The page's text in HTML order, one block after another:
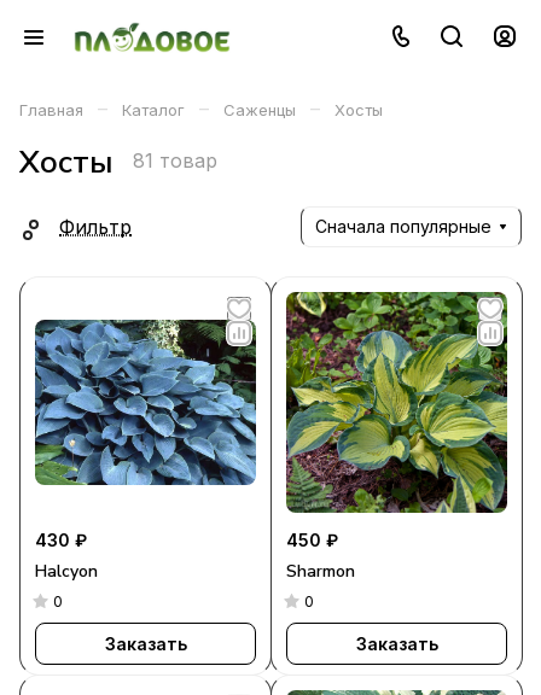
Главная – Каталог – Саженцы – Хосты
Хосты 81 товар
Фильтр Сначала популярные
430 ₽
Halcyon
0
Заказать
450 ₽
Sharmon
0
Заказать